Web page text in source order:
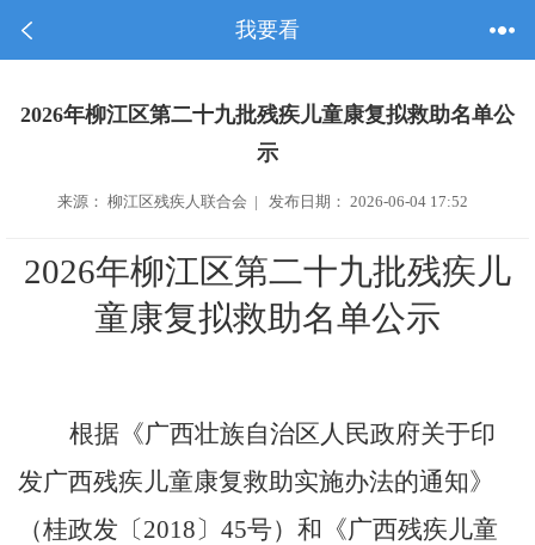
我要看
2026年柳江区第二十九批残疾儿童康复拟救助名单公
示
来源： 柳江区残疾人联合会 | 发布日期： 2026-06-04 17:52
2026年柳江区第二十九批残疾儿
童康复拟救助名单公示
根据《广西壮族自治区人民政府关于印
发广西残疾儿童康复救助实施办法的通知》
（桂政发 〔2018〕 45号）和 《广西残疾儿童